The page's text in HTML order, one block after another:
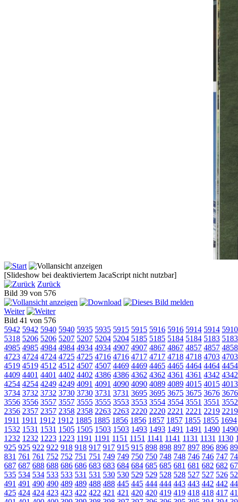
[Slideshow bei deaktiviertem JacaScript nicht nutzbar]
Zurück
Bild 39 von 576
Weiter
Bild 41 von 576
5942 5942 5940 5940 5935 5935 5915 5915 5916 5916 5914 5914 5910
5318 5206 5206 5207 5207 5204 5204 5185 5185 5184 5184 5183 5183
4985 4985 4984 4984 4934 4934 4907 4907 4867 4867 4857 4857 4858
4723 4724 4724 4725 4725 4716 4716 4717 4717 4718 4718 4703 4703
4519 4519 4512 4512 4507 4507 4469 4469 4465 4465 4464 4464 4454
4409 4401 4401 4402 4402 4386 4386 4362 4362 4361 4361 4342 4342
4254 4254 4249 4249 4091 4091 4090 4090 4089 4089 4015 4015 4013
3734 3732 3732 3730 3730 3731 3731 3695 3695 3675 3675 3676 3676
3556 3556 3557 3557 3555 3555 3553 3553 3554 3554 3551 3551 3552
2356 2357 2357 2358 2358 2263 2263 2220 2220 2221 2221 2219 2219
1911 1911 1912 1912 1885 1885 1856 1856 1857 1857 1855 1855 1694
1532 1531 1531 1505 1505 1503 1503 1493 1493 1491 1491 1490 1490
1232 1232 1223 1223 1191 1191 1151 1151 1141 1141 1131 1131 1130
925 925 922 922 918 918 917 917 915 915 898 898 897 897 896 896
831 761 761 752 752 751 751 749 749 750 750 748 748 746 746 747
687 687 688 688 686 686 683 683 684 684 685 685 681 681 682 682
535 534 534 533 533 531 531 530 530 529 529 528 528 527 527 526
491 491 490 490 489 489 488 488 445 445 444 444 443 443 442 442
425 424 424 423 423 422 422 421 421 420 420 419 419 418 418 417